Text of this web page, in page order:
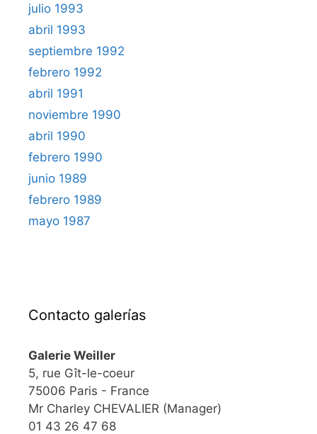
julio 1993
abril 1993
septiembre 1992
febrero 1992
abril 1991
noviembre 1990
abril 1990
febrero 1990
junio 1989
febrero 1989
mayo 1987
Contacto galerías
Galerie Weiller
5, rue Gît-le-coeur
75006 Paris - France
Mr Charley CHEVALIER (Manager)
01 43 26 47 68